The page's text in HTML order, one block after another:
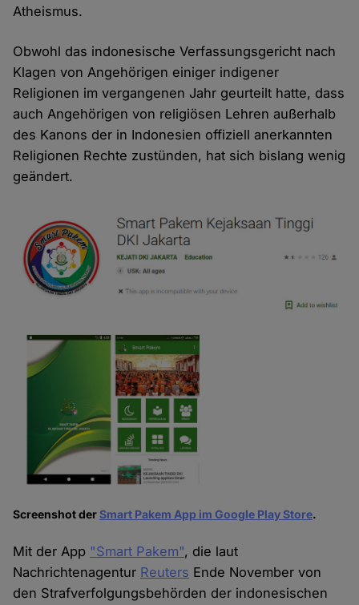
Atheismus.
Obwohl das indonesische Verfassungsgericht nach
Klagen von Angehörigen einiger indigener
Religionen im vergangenen Jahr geurteilt hatte, dass
auch Angehörigen von religiösen Lehren außerhalb
des Kanons der in Indonesien offiziell anerkannten
Religionen Rechte zustünden, hat sich bislang wenig
geändert.
Screenshot derSmart Pakem App im Google Play Store.
Mit der App "Smart Pakem", die laut
Nachrichtenagentur Reuters Ende November von
den Strafverfolgungsbehörden der indonesischen